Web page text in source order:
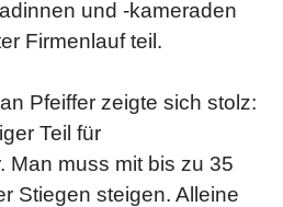
und -kameraden
Firmenlauf teil.
Pfeiffer zeigte sich stolz:
Teil für
Man muss mit bis zu 35
Stiegen steigen. Alleine